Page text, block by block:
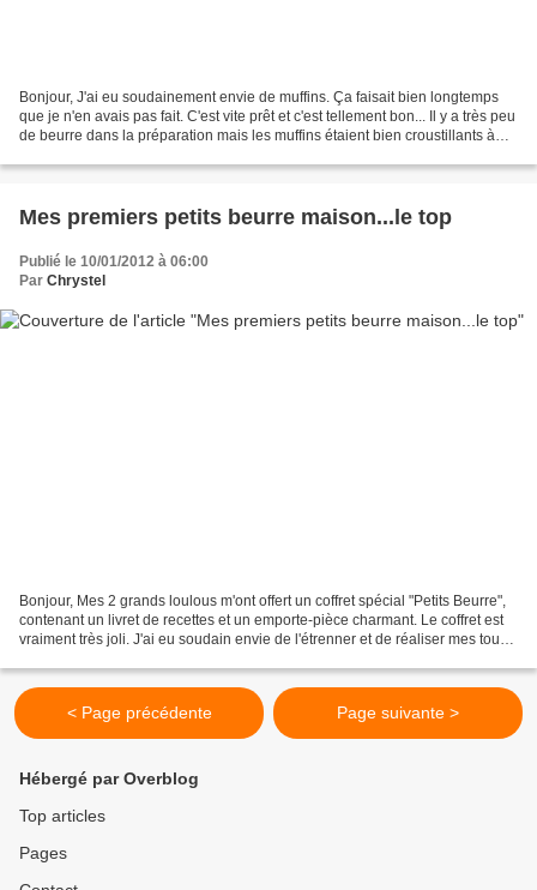
Bonjour, J'ai eu soudainement envie de muffins. Ça faisait bien longtemps
que je n'en avais pas fait. C'est vite prêt et c'est tellement bon... Il y a très peu
de beurre dans la préparation mais les muffins étaient bien croustillants à
Mes premiers petits beurre maison...le top
Publié le 10/01/2012 à 06:00
Par Chrystel
Bonjour, Mes 2 grands loulous m'ont offert un coffret spécial "Petits Beurre",
contenant un livret de recettes et un emporte-pièce charmant. Le coffret est
vraiment très joli. J'ai eu soudain envie de l'étrenner et de réaliser mes tous
< Page précédente Page suivante >
Hébergé par Overblog
Top articles
Pages